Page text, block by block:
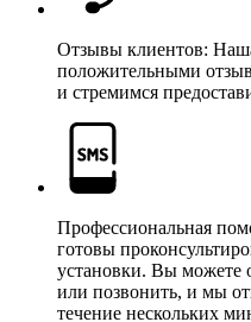
Отзывы клиентов:
положительными
и стремимся
Профессиональная
готовы
установки. Вы можете
или позвонить, и мы
течение нескольких